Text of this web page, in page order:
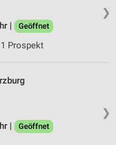
❯
|
Geöffnet
Prospekt
❯
|
Geöffnet